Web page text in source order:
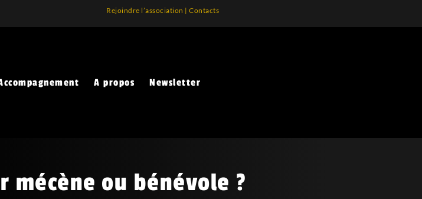
Rejoindre l’association | Contacts
A propos Newsletter
mécène ou bénévole ?